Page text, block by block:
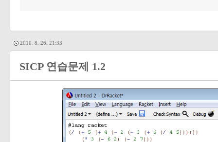
2010. 8. 26. 21:33
SICP 연습문제 1.2